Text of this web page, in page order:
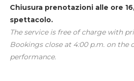
Chiusura prenotazioni alle ore
spettacolo.
The service is free of charge with
Bookings close at 4:00 p.m. on the
performance.